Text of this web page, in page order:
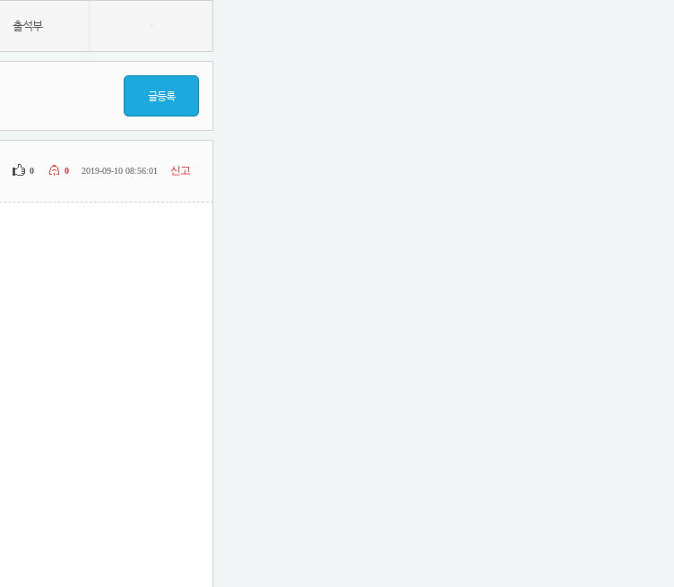
출석부 -
글등록
0 0 2019-09-10 08:56:01 신고